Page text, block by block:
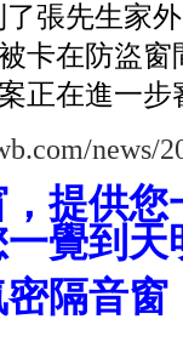
張先生家
卡在防盜
正在進一步
news/
提供
覺到天
隔音窗